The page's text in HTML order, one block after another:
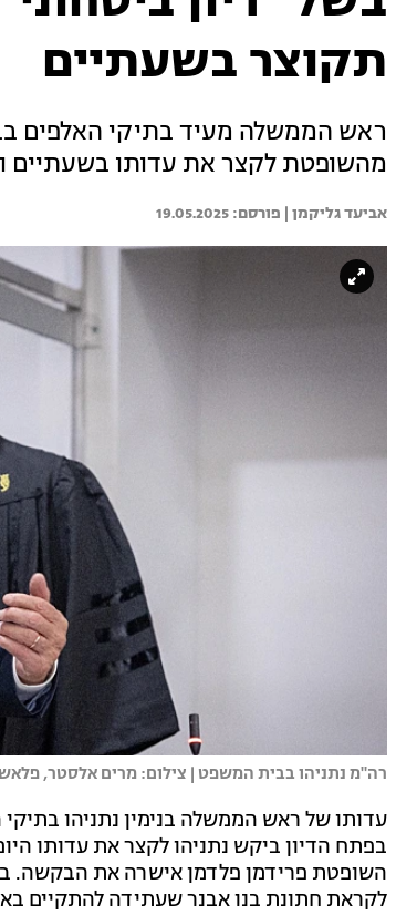
תקוצר בשעתיים
ראש הממשלה מעיד בתיקי האלפים
מהשופטת לקצר את עדותו בשעתיים ולסיים אותה ב-16:00
אביעד גליקמן | 19.05.2025
רה"מ נתניהו בבית המשפט | צילום: מרים אלסטר, פלאש 90
עדותו של ראש הממשלה בנימין נתניהו
לקראת חתונת בנו אבנר שעתידה להתקיים